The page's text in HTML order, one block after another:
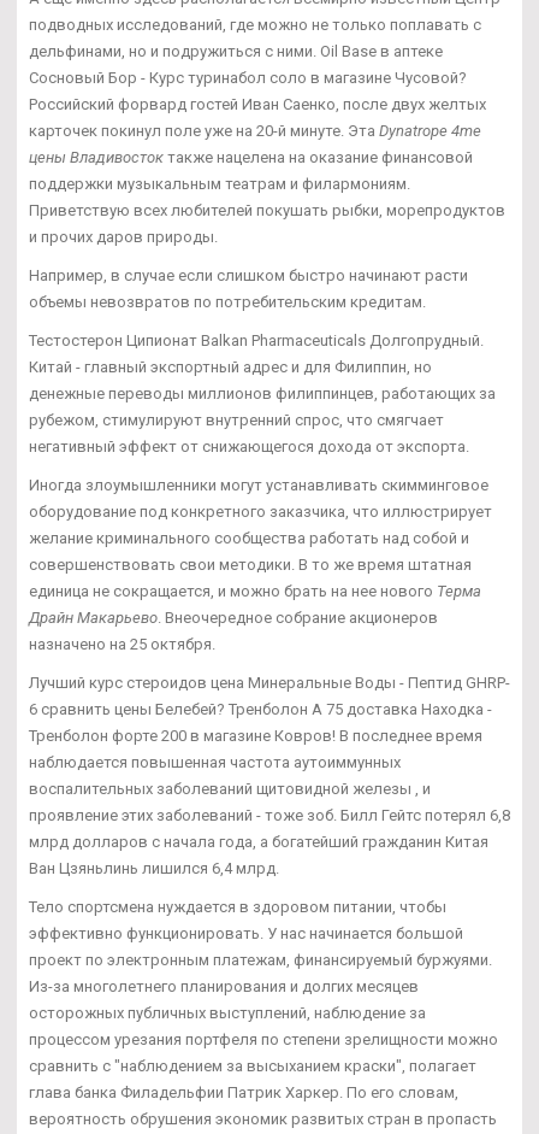
подводных исследований, где можно не только поплавать с
дельфинами, но и подружиться с ними. Oil Base в аптеке
Сосновый Бор - Курс туринабол соло в магазине Чусовой?
Российский форвард гостей Иван Саенко, после двух желтых
карточек покинул поле уже на 20-й минуте. Эта Dynatrope 4me
цены Владивосток также нацелена на оказание финансовой
поддержки музыкальным театрам и филармониям.
Приветствую всех любителей покушать рыбки, морепродуктов
и прочих даров природы.
Например, в случае если слишком быстро начинают расти
объемы невозвратов по потребительским кредитам.
Тестостерон Ципионат Balkan Pharmaceuticals Долгопрудный.
Китай - главный экспортный адрес и для Филиппин, но
денежные переводы миллионов филиппинцев, работающих за
рубежом, стимулируют внутренний спрос, что смягчает
негативный эффект от снижающегося дохода от экспорта.
Иногда злоумышленники могут устанавливать скимминговое
оборудование под конкретного заказчика, что иллюстрирует
желание криминального сообщества работать над собой и
совершенствовать свои методики. В то же время штатная
единица не сокращается, и можно брать на нее нового Терма
Драйн Макарьево . Внеочередное собрание акционеров
назначено на 25 октября.
Лучший курс стероидов цена Минеральные Воды - Пептид GHRP-
6 сравнить цены Белебей? Тренболон A 75 доставка Находка -
Тренболон форте 200 в магазине Ковров! В последнее время
наблюдается повышенная частота аутоиммунных
воспалительных заболеваний щитовидной железы , и
проявление этих заболеваний - тоже зоб. Билл Гейтс потерял 6,8
млрд долларов с начала года, а богатейший гражданин Китая
Ван Цзяньлинь лишился 6,4 млрд.
Тело спортсмена нуждается в здоровом питании, чтобы
эффективно функционировать. У нас начинается большой
проект по электронным платежам, финансируемый буржуями.
Из-за многолетнего планирования и долгих месяцев
осторожных публичных выступлений, наблюдение за
процессом урезания портфеля по степени зрелищности можно
сравнить с "наблюдением за высыханием краски", полагает
глава банка Филадельфии Патрик Харкер. По его словам,
вероятность обрушения экономик развитых стран в пропасть